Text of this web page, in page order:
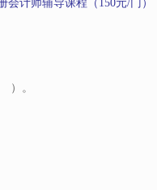
会计师辅导课程（150元/门）
）。